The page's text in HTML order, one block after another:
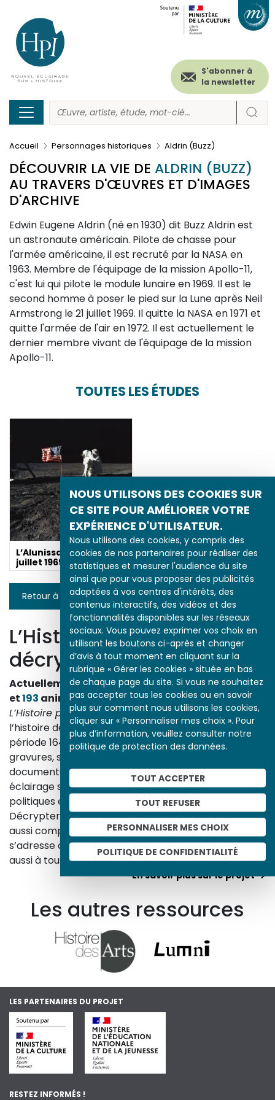
NOUS UTILISONS DES COOKIES SUR
CE SITE POUR AMÉLIORER VOTRE
EXPÉRIENCE D'UTILISATEUR.
Nous utilisons des cookies, y compris des
cookies de nos partenaires pour réaliser des
statistiques et mesurer l'audience du site
ainsi que pour vous proposer des publicités
adaptées à vos centres d'intérêts, des
contenus interactifs, des vidéos et des
fonctionnalités disponibles sur les réseaux
sociaux. Vous pouvez exprimer vos choix en
utilisant les boutons ci-après et changer
d’avis à tout moment en cliquant sur la
rubrique « Gérer les cookies » située en bas
de chaque page du site. Si vous ne souhaitez
pas accepter tous les cookies ou en savoir
plus sur comment nous utilisons les cookies,
cliquer sur « Personnaliser mes choix ». Pour
plus d’information, veuillez consulter notre
politique de protection des données.
TOUT ACCEPTER
TOUT REFUSER
PERSONNALISER MES CHOIX
POLITIQUE DE CONFIDENTIALITÉ
contenu
principal
Menu
secondaire
(header)
S'abonner à
la newsletter
Accueil Personnages historiques Aldrin (Buzz)
DÉCOUVRIR LA VIE DE ALDRIN (BUZZ)
AU TRAVERS D'ŒUVRES ET D'IMAGES
D'ARCHIVE
Description
Edwin Eugene Aldrin (né en 1930) dit Buzz Aldrin est
un astronaute américain. Pilote de chasse pour
l'armée américaine, il est recruté par la NASA en
1963. Membre de l'équipage de la mission Apollo-11,
c'est lui qui pilote le module lunaire en 1969. Il est le
second homme à poser le pied sur la Lune après Neil
Armstrong le 21 juillet 1969. Il quitte la NASA en 1971 et
quitte l'armée de l'air en 1972. Il est actuellement le
dernier membre vivant de l'équipage de la mission
Apollo-11.
TOUTES LES ÉTUDES
L’Alunissage le 20
juillet 1969
Retour à la liste
L’Histoire par l’image
décrypte l’histoire
Actuellement en ligne3153œuvres,1748études
et193 animations.
L’Histoire par l’imageexplore les événements de
l’histoire de France et les évolutions majeures de la
période 1643-1945. À travers des peintures, dessins,
gravures, sculptures, photographies, affiches,
documents d’archives, nos études proposent un
éclairage sur les réalités sociales, économiques,
politiques et culturelles d’une époque.
Décrypter les images et les événements d’hier, c’est
aussi comprendre ceux d’aujourd’hui. Un site qui
s’adresse à tous, famille, enseignants, élèves… mais
aussi à tous les curieux, amateurs d’art et d’histoire.
En savoir plus sur le projet
Les autres ressources
LES PARTENAIRES DU PROJET
RESTEZ INFORMÉS !